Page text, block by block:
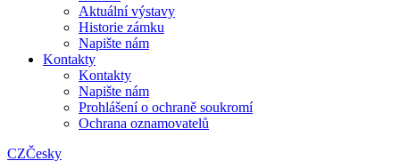
Aktuální výstavy
Historie zámku
Napište nám
Kontakty
Kontakty
Napište nám
Prohlášení o ochraně soukromí
Ochrana oznamovatelů
CZČesky